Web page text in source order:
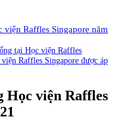
Raffles Singapore năm
tại Học viện Raffles
Raffles Singapore được áp
Học viện Raffles